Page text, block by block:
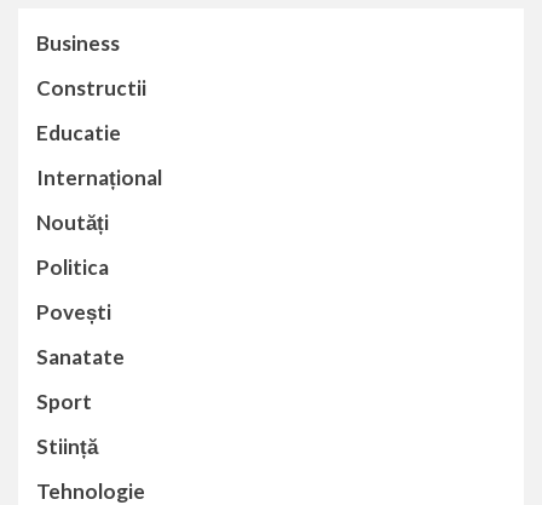
Business
Constructii
Educatie
Internațional
Noutăți
Politica
Povești
Sanatate
Sport
Stiință
Tehnologie